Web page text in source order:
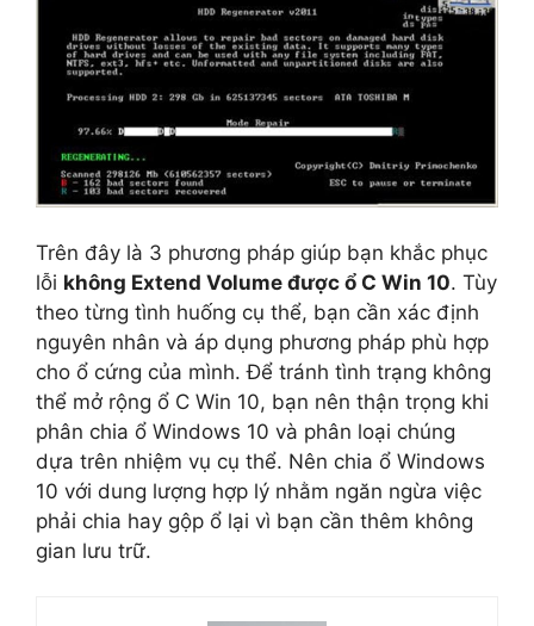
Trên đây là 3 phương pháp giúp bạn khắc phục
lỗi không Extend Volume được ổ C Win 10. Tùy
theo từng tình huống cụ thể, bạn cần xác định
nguyên nhân và áp dụng phương pháp phù hợp
cho ổ cứng của mình. Để tránh tình trạng không
thể mở rộng ổ C Win 10, bạn nên thận trọng khi
phân chia ổ Windows 10 và phân loại chúng
dựa trên nhiệm vụ cụ thể. Nên chia ổ Windows
10 với dung lượng hợp lý nhằm ngăn ngừa việc
phải chia hay gộp ổ lại vì bạn cần thêm không
gian lưu trữ.